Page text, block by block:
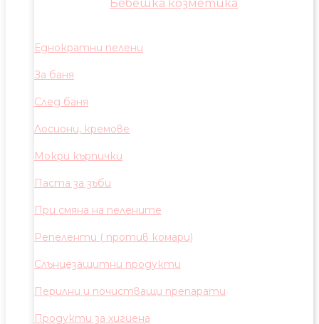
Бебешка козметика
Еднократни пелени
За баня
След баня
Лосиони, кремове
Мокри кърпички
Паста за зъби
При смяна на пелените
Репеленти ( против комари)
Слънцезащитни продукти
Перилни и почистващи препарати
Продукти за хигиена